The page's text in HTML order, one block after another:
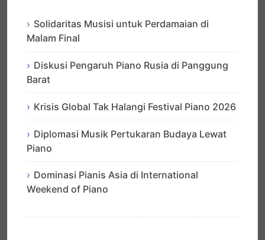
Solidaritas Musisi untuk Perdamaian di
Malam Final
Diskusi Pengaruh Piano Rusia di Panggung
Barat
Krisis Global Tak Halangi Festival Piano 2026
Diplomasi Musik Pertukaran Budaya Lewat
Piano
Dominasi Pianis Asia di International
Weekend of Piano